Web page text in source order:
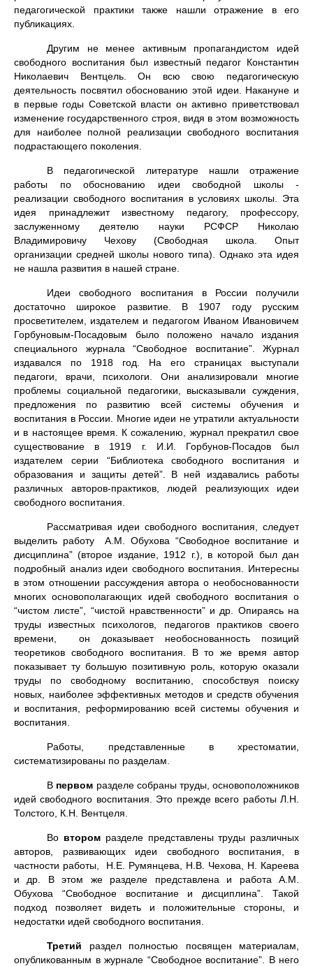
педагогической практики также нашли отражение в его
публикациях.
Другим не менее активным пропагандистом идей
свободного воспитания был известный педагог Константин
Николаевич Вентцель. Он всю свою педагогическую
деятельность посвятил обоснованию этой идеи. Накануне и
в первые годы Советской власти он активно приветствовал
изменение государственного строя, видя в этом возможность
для наиболее полной реализации свободного воспитания
подрастающего поколения.
В педагогической литературе нашли отражение
работы по обоснованию идеи свободной школы -
реализации свободного воспитания в условиях школы. Эта
идея принадлежит известному педагогу, профессору,
заслуженному деятелю науки РСФСР Николаю
Владимировичу Чехову (Свободная школа. Опыт
организации средней школы нового типа). Однако эта идея
не нашла развития в нашей стране.
Идеи свободного воспитания в России получили
достаточно широкое развитие. В 1907 году русским
просветителем, издателем и педагогом Иваном Ивановичем
Горбуновым-Посадовым было положено начало издания
специального журнала “Свободное воспитание”. Журнал
издавался по 1918 год. На его страницах выступали
педагоги, врачи, психологи. Они анализировали многие
проблемы социальной педагогики, высказывали суждения,
предложения по развитию всей системы обучения и
воспитания в России. Многие идеи не утратили актуальности
и в настоящее время. К сожалению, журнал прекратил свое
существование в 1919 г. И.И. Горбунов-Посадов был
издателем серии “Библиотека свободного воспитания и
образования и защиты детей”. В ней издавались работы
различных авторов-практиков, людей реализующих идеи
свободного воспитания.
Рассматривая идеи свободного воспитания, следует
выделить работу А.М. Обухова “Свободное воспитание и
дисциплина” (второе издание, 1912 г.), в которой был дан
подробный анализ идеи свободного воспитания. Интересны
в этом отношении рассуждения автора о необоснованности
многих основополагающих идей свободного воспитания о
“чистом листе”, “чистой нравственности” и др. Опираясь на
труды известных психологов, педагогов практиков своего
времени, он доказывает необоснованность позиций
теоретиков свободного воспитания. В то же время автор
показывает ту большую позитивную роль, которую оказали
труды по свободному воспитанию, способствуя поиску
новых, наиболее эффективных методов и средств обучения
и воспитания, реформированию всей системы обучения и
воспитания.
Работы, представленные в хрестоматии,
систематизированы по разделам.
В первом разделе собраны труды, основоположников
идей свободного воспитания. Это прежде всего работы Л.Н.
Толстого, К.Н. Вентцеля.
Во втором разделе представлены труды различных
авторов, развивающих идеи свободного воспитания, в
частности работы, Н.Е. Румянцева, Н.В. Чехова, Н. Кареева
и др. В этом же разделе представлена и работа А.М.
Обухова “Свободное воспитание и дисциплина”. Такой
подход позволяет видеть и положительные стороны, и
недостатки идей свободного воспитания.
Третий раздел полностью посвящен материалам,
опубликованным в журнале “Свободное воспитание”. В него